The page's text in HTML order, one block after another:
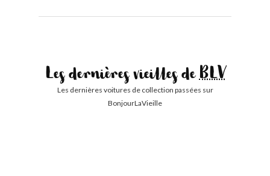
Les dernières vieilles deBLV
Les dernières voitures de collection passées sur
BonjourLaVieille